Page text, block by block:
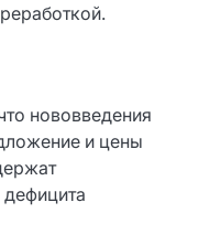
нововведения
и цены
дефицита